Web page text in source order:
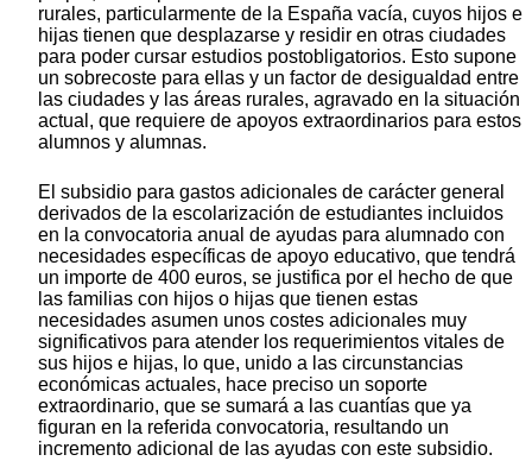
rurales, particularmente de la España vacía, cuyos hijos e
hijas tienen que desplazarse y residir en otras ciudades
para poder cursar estudios postobligatorios. Esto supone
un sobrecoste para ellas y un factor de desigualdad entre
las ciudades y las áreas rurales, agravado en la situación
actual, que requiere de apoyos extraordinarios para estos
alumnos y alumnas.
El subsidio para gastos adicionales de carácter general
derivados de la escolarización de estudiantes incluidos
en la convocatoria anual de ayudas para alumnado con
necesidades específicas de apoyo educativo, que tendrá
un importe de 400 euros, se justifica por el hecho de que
las familias con hijos o hijas que tienen estas
necesidades asumen unos costes adicionales muy
significativos para atender los requerimientos vitales de
sus hijos e hijas, lo que, unido a las circunstancias
económicas actuales, hace preciso un soporte
extraordinario, que se sumará a las cuantías que ya
figuran en la referida convocatoria, resultando un
incremento adicional de las ayudas con este subsidio.